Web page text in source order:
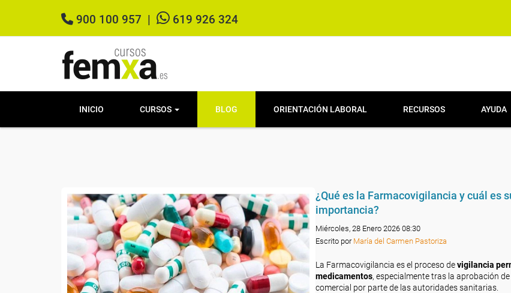
900 100 957 619 926 324
INICIO CURSOS BLOG ORIENTACIÓN LABORAL RECURSOS AYUDA
¿Qué es la Farmacovigilancia y cuál es
importancia?
Miércoles, 28 Enero 2026 08:30
Escrito por María del Carmen Pastoriza
La Farmacovigilancia es el proceso devigilancia
medicamentos, especialmente tras la aprobación
comercial por parte de las autoridades sanitarias.